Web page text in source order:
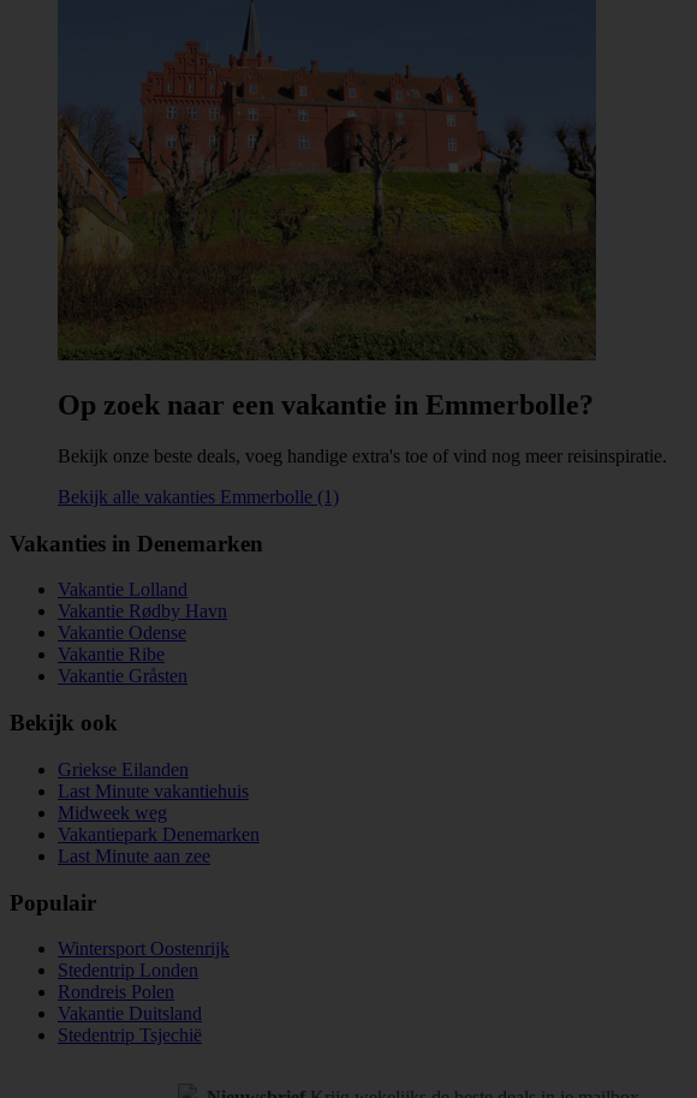
Op zoek naar een vakantie in Emmerbolle?
Bekijk onze beste deals, voeg handige extra's toe of vind nog meer reisinspiratie.
Bekijk alle vakanties Emmerbolle (1)
Vakanties in Denemarken
Vakantie Lolland
Vakantie Rødby Havn
Vakantie Odense
Vakantie Ribe
Vakantie Gråsten
Bekijk ook
Griekse Eilanden
Last Minute vakantiehuis
Midweek weg
Vakantiepark Denemarken
Last Minute aan zee
Populair
Wintersport Oostenrijk
Stedentrip Londen
Rondreis Polen
Vakantie Duitsland
Stedentrip Tsjechië